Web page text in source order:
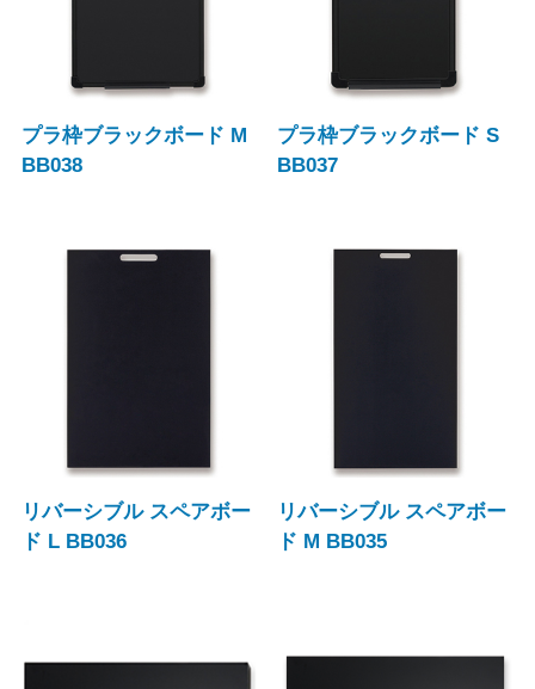
プラ枠ブラックボード M
BB038
プラ枠ブラックボード S
BB037
リバーシブル スペアボー
ド L BB036
リバーシブル スペアボー
ド M BB035